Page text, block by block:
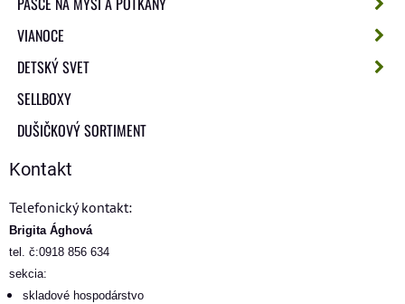
VIANOCE
DETSKÝ SVET
SELLBOXY
DUŠIČKOVÝ SORTIMENT
Kontakt
Telefonický kontakt:
Brigita Ághová
tel. č:0918 856 634
sekcia:
skladové hospodárstvo